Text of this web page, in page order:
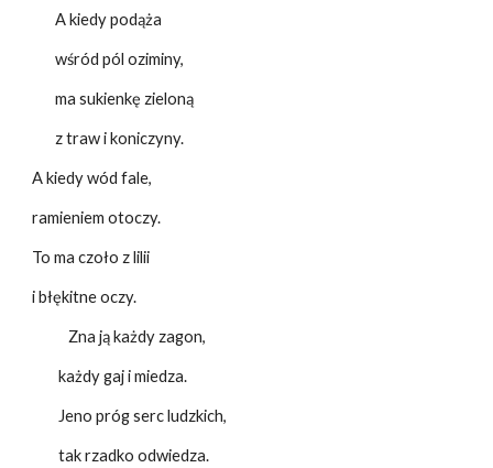
A kiedy podąża
wśród pól oziminy,
ma sukienkę zieloną
z traw i koniczyny.
A kiedy wód fale,
ramieniem otoczy.
To ma czoło z lilii
i błękitne oczy.
Zna ją każdy zagon,
każdy gaj i miedza.
Jeno próg serc ludzkich,
tak rzadko odwiedza.